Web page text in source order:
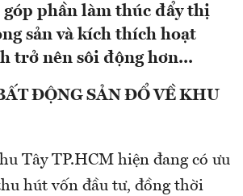
phần làm thúc đẩy thị
sản và kích thích hoạt
trở nên sôi động hơn...
ĐỘNG SẢN ĐỔ VỀ KHU
Tây TP.HCM hiện đang có ưu
hút vốn đầu tư, đồng thời